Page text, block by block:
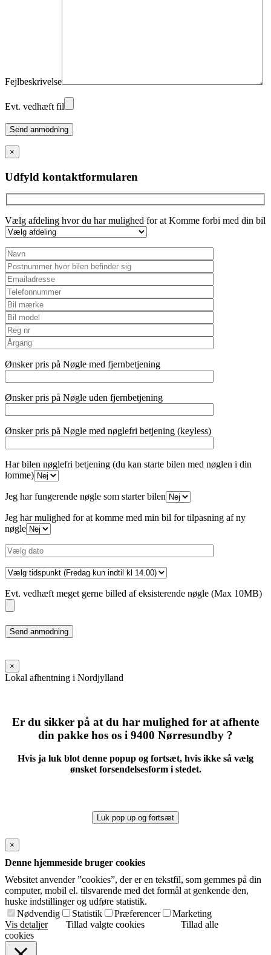
Fejlbeskrivelse
Evt. vedhæft fil
Please
leave
this
field
empty.
×
Udfyld kontaktformularen
Vælg afdeling hvor du har mulighed for at Komme forbi med din bil
Ønsker pris på Nøgle med fjernbetjening
Ønsker pris på Nøgle uden fjernbetjening
Ønsker pris på Nøgle med nøglefri betjening (keyless)
Har bilen nøglefri betjening (du kan starte bilen med nøglen i din
lomme)
Jeg har fungerende nøgle som starter bilen
Jeg har mulighed for at komme med min bil for tilpasning af ny
nøgle
Evt. vedhæft meget gerne billed af eksisterende nøgle (Max 10MB)
Please
leave
field
empty.
×
Lokal afhentning i Nordjylland
Er du sikker på at du har mulighed for at afhente
din pakke hos os i 9400 Nørresundby ?
Hvis ja luk blot denne popup og fortsæt, hvis ikke så vælg
ønsket forsendelsesform i stedet.
Luk pop up og fortsæt
×
Denne hjemmeside bruger cookies
Websitet anvender ”cookies”, der er en tekstfil, som gemmes på din
computer, mobil el. tilsvarende med det formål at genkende den,
huske indstillinger og udføre statistik.
Nødvendig
Statistik Præferencer
Marketing
Vis detaljer
Tillad valgte cookies
Tillad alle
cookies